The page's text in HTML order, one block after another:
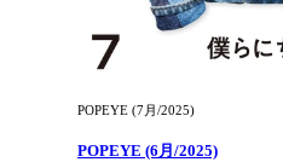
POPEYE (7月/2025)
POPEYE (6月/2025)